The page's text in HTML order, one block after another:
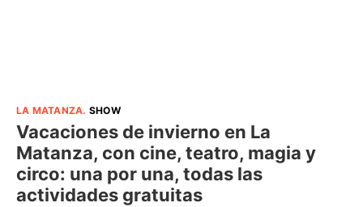
LA MATANZA. SHOW
Vacaciones de invierno en La
Matanza, con cine, teatro, magia y
circo: una por una, todas las
actividades gratuitas